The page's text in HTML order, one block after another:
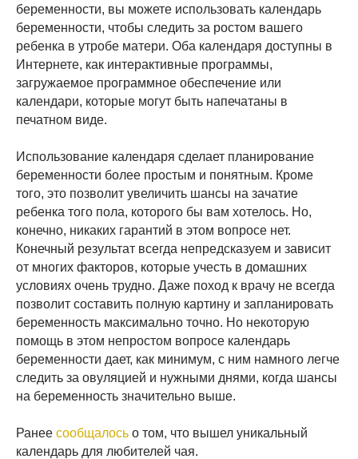
беременности, вы можете использовать календарь
беременности, чтобы следить за ростом вашего
ребенка в утробе матери. Оба календаря доступны в
Интернете, как интерактивные программы,
загружаемое программное обеспечение или
календари, которые могут быть напечатаны в
печатном виде.
Использование календаря сделает планирование
беременности более простым и понятным. Кроме
того, это позволит увеличить шансы на зачатие
ребенка того пола, которого бы вам хотелось. Но,
конечно, никаких гарантий в этом вопросе нет.
Конечный результат всегда непредсказуем и зависит
от многих факторов, которые учесть в домашних
условиях очень трудно. Даже поход к врачу не всегда
позволит составить полную картину и запланировать
беременность максимально точно. Но некоторую
помощь в этом непростом вопросе календарь
беременности дает, как минимум, с ним намного легче
следить за овуляцией и нужными днями, когда шансы
на беременность значительно выше.
Ранее сообщалось о том, что вышел уникальный
календарь для любителей чая.